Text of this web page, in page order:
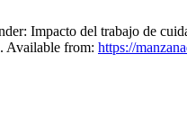
Impacto del trabajo de
Available from: https://